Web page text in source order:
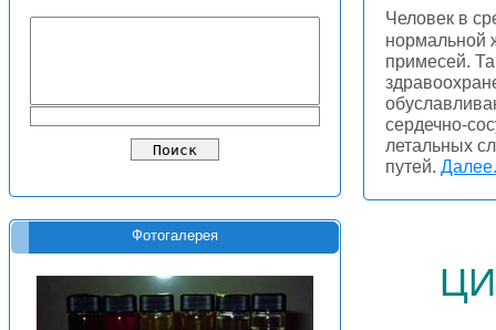
Фотогалерея
Человек в
нормальной
примесей.
сердечно-
летальных
путей.